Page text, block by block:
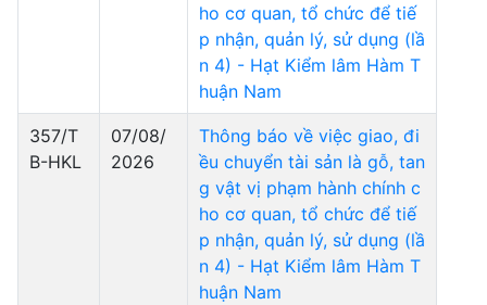
ho cơ quan, tổ chức để tiế
p nhận, quản lý, sử dụng (lầ
n 4) - Hạt Kiểm lâm Hàm T
huận Nam
357/T
B-HKL
07/08/
2026
Thông báo về việc giao, đi
ều chuyển tài sản là gỗ, tan
g vật vị phạm hành chính c
ho cơ quan, tổ chức để tiế
p nhận, quản lý, sử dụng (lầ
n 4) - Hạt Kiểm lâm Hàm T
huận Nam